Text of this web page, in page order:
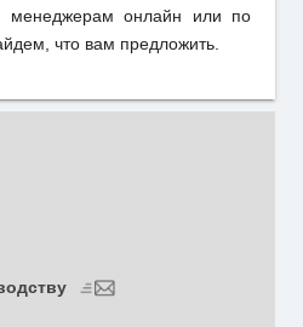
менеджерам онлайн или по
что вам предложить.